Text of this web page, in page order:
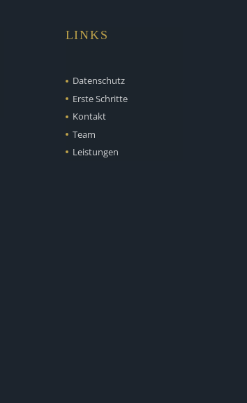
LINKS
Datenschutz
Erste Schritte
Kontakt
Team
Leistungen